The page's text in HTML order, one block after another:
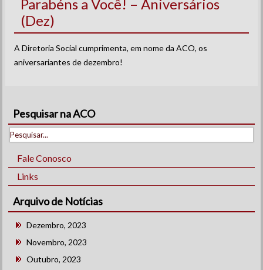
Parabéns a Você! – Aniversários
(Dez)
A Diretoria Social cumprimenta, em nome da ACO, os
aniversariantes de dezembro!
Pesquisar na ACO
Fale Conosco
Links
Arquivo de Notícias
Dezembro, 2023
Novembro, 2023
Outubro, 2023